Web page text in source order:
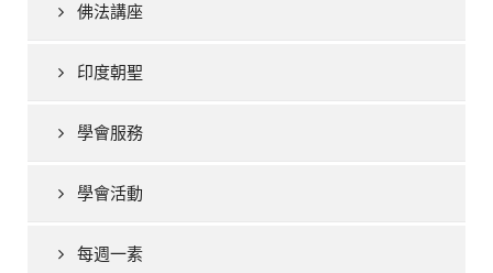
佛法講座
印度朝聖
學會服務
學會活動
每週一素